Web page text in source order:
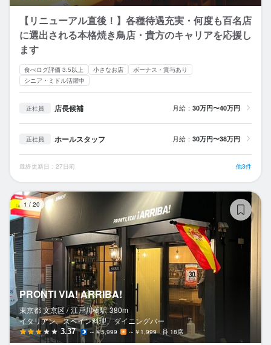
【リニューアル直後！】各種待遇充実・何度も百名店
に選出される本格焼き鳥店・貴方のキャリアを応援し
ます
食べログ評価 3.5以上 小さなお店
ボーナス・賞与あり
シニア・ミドル活躍中
正社員 店長候補 月給： 30万円〜40万円
正社員 ホールスタッフ 月給： 30万円〜38万円
最終更新日：27日前 他3件
1 / 20
PRONTI VIA! ARRIBA!
東京都 文京区 / 江戸川橋駅 380m
イタリアン、スペイン料理、ダイニングバー
3.37 ～￥5,999 ～￥1,999 18席